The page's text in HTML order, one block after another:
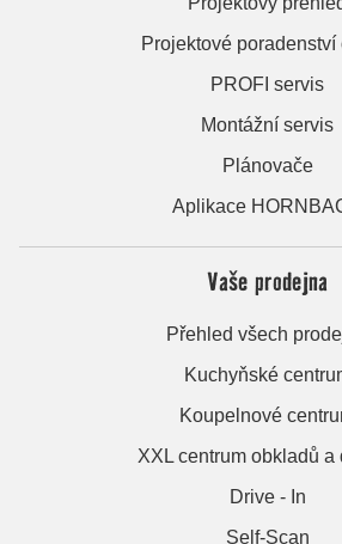
Projektové poradenství
PROFI servis
Montážní servis
Plánovače
Aplikace
Vaše prodejna
Přehled všech
Kuchyňské
Koupelnové
XXL centrum obkladů a
Drive - In
Self-Scan